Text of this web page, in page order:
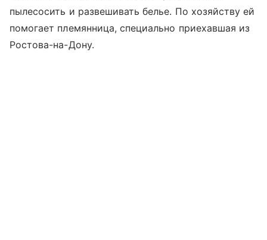
пылесосить и развешивать белье. По хозяйству ей
помогает племянница, специально приехавшая из
Ростова-на-Дону.